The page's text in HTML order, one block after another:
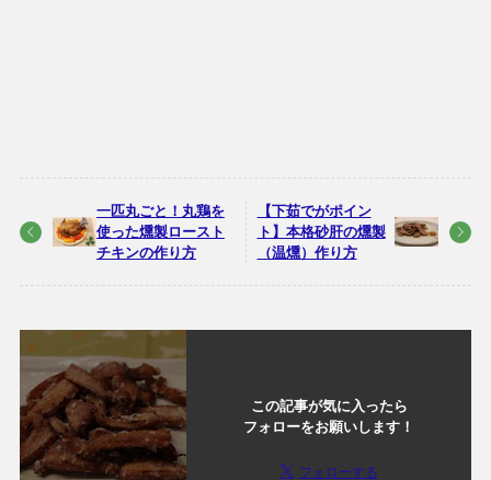
一匹丸ごと！丸鶏を
使った燻製ロースト
チキンの作り方
【下茹でがポイン
ト】本格砂肝の燻製
（温燻）作り方
この記事が気に入ったら
フォローをお願いします！
フォローする